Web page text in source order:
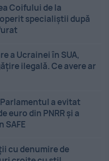
Coifului de la
specialiștii după
a Ucrainei în SUA,
ilegală. Ce avere ar
a evitat
euro din PNRR și a
SAFE
cu denumire de